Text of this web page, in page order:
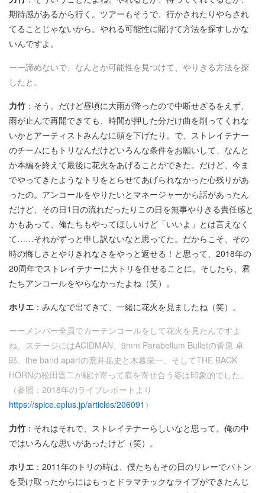
期待感があるから行く。ツアーもそうで、行かされたりやらされ
てることじゃないから。やれる可能性に賭けて方法を探すしかな
いんですよ。
ーー諦めないで、なんとか可能性を見つけて、やりきる方法を探
したと。
力竹 ：そう。だけど昼頃に大雨が降ったので中断せざるをえず、
雨が止んで再開できても、時間が押した分だけ曲を削ってくれな
いかとアーティストみんなに頭を下げたり。で、ストレイテナー
のチームにもトリなんだけどいろんな条件をお願いして、なんと
か本編を終えて最後に花火をあげることができた。だけど、今ま
でやってきたようなトリをとらせてあげられなかった心残りがあ
ったの。アンコールをやりたいとマネージャーから話があったん
だけど、その日1日の流れだったりこの日を無事やりきる責任感と
かもあって、俺たちもやってほしいけど「いいよ」とは言えなく
て……それがずっと申し訳ないなと思ってた。だからこそ、その
時の悔しさとやりきれなさをやっと返せる！と思って、2018年の
20周年でストレイテナーに大トリを任せることに。そしたら、君
たちアンコールをやらなかったよね（笑）。
ホリエ ：みんなで出てきて、一緒に花火を見ましたね（笑）。
ーーメンバー全員でカーテンコールをして花火を見たんですよ
ね。ステージにはACIDMAN、9mm Parabellum Bulletの菅原 卓
郎、the band apartの荒井岳史と木暮栄一、そしてTHE BACK
HORNの松田晋二が駆け寄って肩を寄せ合う姿は印象的でした。
（参照：2018年のライブレポートより
https://spice.eplus.jp/articles/206091 ）
力竹 ：それはそれで、ストレイテナーらしいなと思って。俺の中
ではいろんな思いがあったけど（笑）。
ホリエ ：2011年のトリの時は、僕たちもその日のリレーでバトン
を受け取ったからにはもっとドラマチックなライブができたんじ